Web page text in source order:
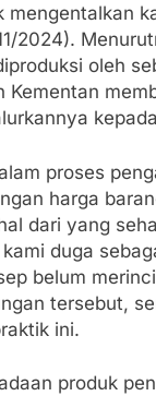
2024).
oleh
Kementan
proses
harga
dari yang
duga
belum
tersebut,
ini.
produk